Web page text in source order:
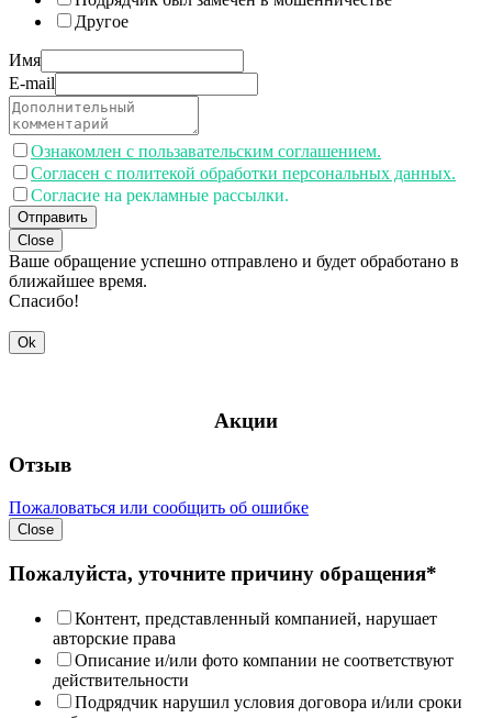
Другое
Имя
E-mail
Ознакомлен с пользавательским соглашением.
Согласен с политекой обработки персональных данных.
Согласие на рекламные рассылки.
Отправить
Close
Ваше обращение успешно отправлено и будет обработано в
ближайшее время.
Спасибо!
Ok
Акции
Отзыв
Пожаловаться или сообщить об ошибке
Close
Пожалуйста, уточните причину обращения*
Контент, представленный компанией, нарушает
авторские права
Описание и/или фото компании не соответствуют
действительности
Подрядчик нарушил условия договора и/или сроки